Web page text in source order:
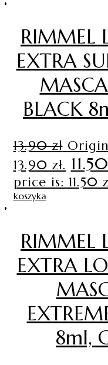
RIMMEL
EXTRA
BLACK
13.90zł
13.90 zł. 11.50
price is: 11.50
koszyka
RIMMEL
EXTRA
8ml,